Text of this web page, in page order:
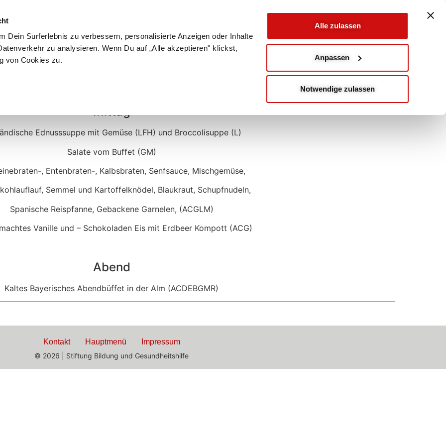
Dein Surferlebnis zu verbessern, personalisierte Anzeigen oder Inhalte
zu analysieren. Wenn Du auf „Alle akzeptieren" klickst,
von Cookies zu.
Alle zulassen
Anpassen
Notwendige zulassen
Mittag
Ednusssuppe mit Gemüse (LFH) und Broccolisuppe (L)
Salate vom Buffet (GM)
, Entenbraten-, Kalbsbraten, Senfsauce, Mischgemüse,
Semmel und Kartoffelknödel, Blaukraut, Schupfnudeln,
Spanische Reispfanne, Gebackene Garnelen, (ACGLM)
Vanille und – Schokoladen Eis mit Erdbeer Kompott (ACG)
Abend
Kaltes Bayerisches Abendbüffet in der Alm (ACDEBGMR)
Kontakt Hauptmenü
Impressum
© 2026 | Stiftung Bildung und Gesundheitshilfe